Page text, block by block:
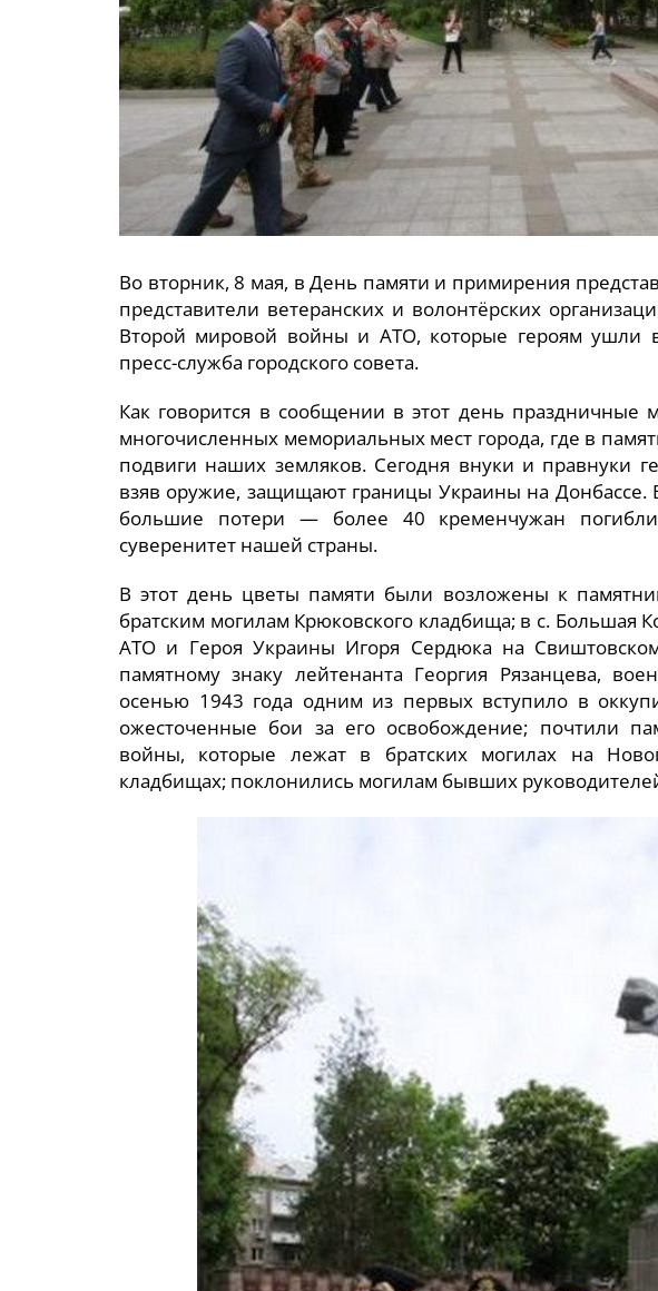
Во вторник, 8 мая, в День памяти и примирения
представители ветеранских и волонтёрских
Второй мировой войны и АТО, которые героям ушли
пресс-служба городского совета.
Как говорится в сообщении в этот день праздничные
многочисленных мемориальных мест города, где в
подвиги наших земляков. Сегодня внуки и правнуки
взяв оружие, защищают границы Украины на Донбассе.
большие потери — более 40 кременчужан
суверенитет нашей страны.
В этот день цветы памяти были возложены к
братским могилам Крюковского кладбища; в с. Большая
АТО и Героя Украины Игоря Сердюка на
памятному знаку лейтенанта Георгия Рязанцева,
осенью 1943 года одним из первых вступило в
ожесточенные бои за его освобождение; почтили
войны, которые лежат в братских могилах на
кладбищах; поклонились могилам бывших